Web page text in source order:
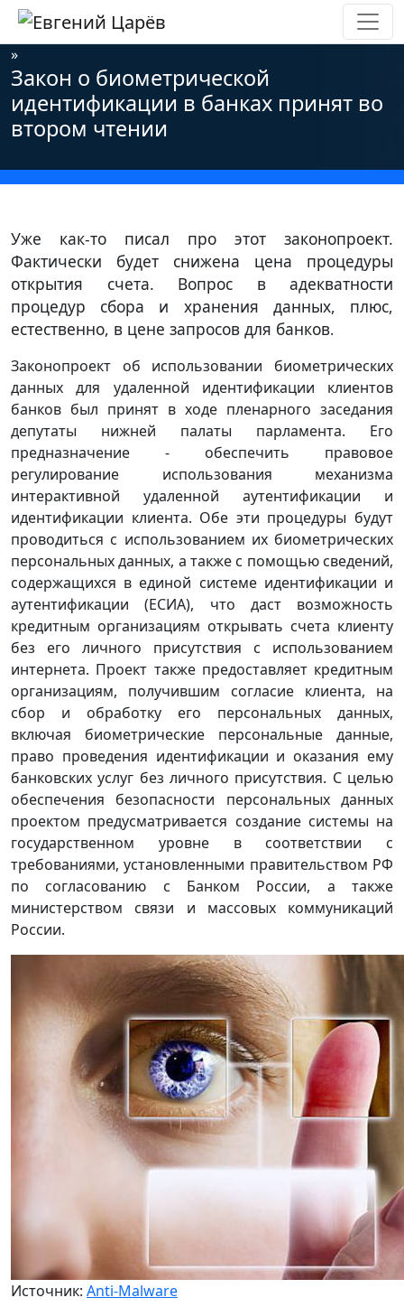
Главная»Новости»Информационная безопасность
»
Закон о биометрической
идентификации в банках принят во
втором чтении
Уже как-то писал про этот законопроект.
Фактически будет снижена цена процедуры
открытия счета. Вопрос в адекватности
процедур сбора и хранения данных, плюс,
естественно, в цене запросов для банков.
Законопроект об использовании биометрических
данных для удаленной идентификации клиентов
банков был принят в ходе пленарного заседания
депутаты нижней палаты парламента. Его
предназначение - обеспечить правовое
регулирование использования механизма
интерактивной удаленной аутентификации и
идентификации клиента. Обе эти процедуры будут
проводиться с использованием их биометрических
персональных данных, а также с помощью сведений,
содержащихся в единой системе идентификации и
аутентификации (ЕСИА), что даст возможность
кредитным организациям открывать счета клиенту
без его личного присутствия с использованием
интернета. Проект также предоставляет кредитным
организациям, получившим согласие клиента, на
сбор и обработку его персональных данных,
включая биометрические персональные данные,
право проведения идентификации и оказания ему
банковских услуг без личного присутствия. С целью
обеспечения безопасности персональных данных
проектом предусматривается создание системы на
государственном уровне в соответствии с
требованиями, установленными правительством РФ
по согласованию с Банком России, а также
министерством связи и массовых коммуникаций
России.
Источник: Anti-Malware